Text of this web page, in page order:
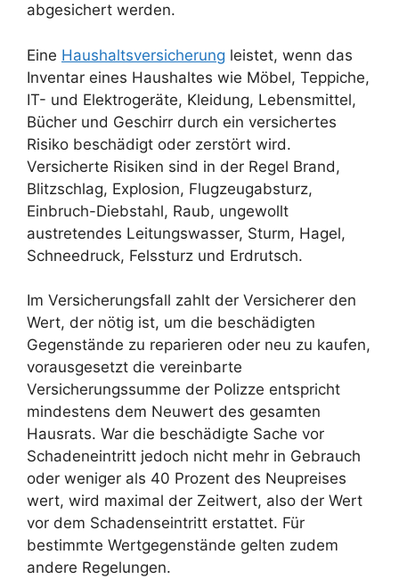
abgesichert werden.
Eine Haushaltsversicherung leistet, wenn das
Inventar eines Haushaltes wie Möbel, Teppiche,
IT- und Elektrogeräte, Kleidung, Lebensmittel,
Bücher und Geschirr durch ein versichertes
Risiko beschädigt oder zerstört wird.
Versicherte Risiken sind in der Regel Brand,
Blitzschlag, Explosion, Flugzeugabsturz,
Einbruch-Diebstahl, Raub, ungewollt
austretendes Leitungswasser, Sturm, Hagel,
Schneedruck, Felssturz und Erdrutsch.
Im Versicherungsfall zahlt der Versicherer den
Wert, der nötig ist, um die beschädigten
Gegenstände zu reparieren oder neu zu kaufen,
vorausgesetzt die vereinbarte
Versicherungssumme der Polizze entspricht
mindestens dem Neuwert des gesamten
Hausrats. War die beschädigte Sache vor
Schadeneintritt jedoch nicht mehr in Gebrauch
oder weniger als 40 Prozent des Neupreises
wert, wird maximal der Zeitwert, also der Wert
vor dem Schadenseintritt erstattet. Für
bestimmte Wertgegenstände gelten zudem
andere Regelungen.